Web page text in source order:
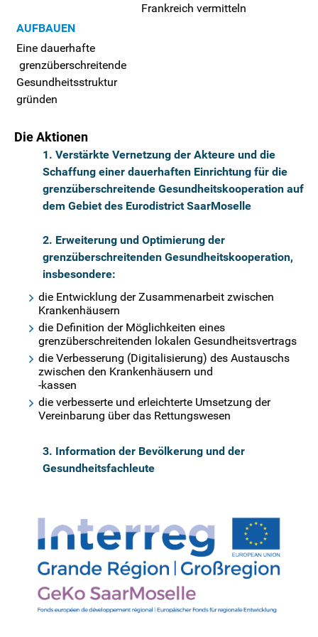
Frankreich vermitteln
AUFBAUEN
Eine dauerhafte
grenzüberschreitende
Gesundheitsstruktur
gründen
Die Aktionen
1. Verstärkte Vernetzung der Akteure und die
Schaffung einer dauerhaften Einrichtung für die
grenzüberschreitende Gesundheitskooperation auf
dem Gebiet des Eurodistrict SaarMoselle
2. Erweiterung und Optimierung der
grenzüberschreitenden Gesundheitskooperation,
insbesondere:
die Entwicklung der Zusammenarbeit zwischen
Krankenhäusern
die Definition der Möglichkeiten eines
grenzüberschreitenden lokalen Gesundheitsvertrags
die Verbesserung (Digitalisierung) des Austauschs
zwischen den Krankenhäusern und
-kassen
die verbesserte und erleichterte Umsetzung der
Vereinbarung über das Rettungswesen
3. Information der Bevölkerung und der
Gesundheitsfachleute